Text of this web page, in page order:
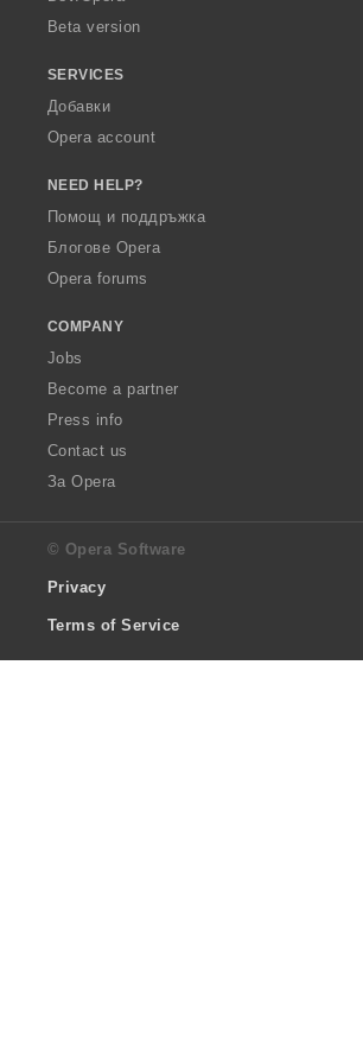
Beta version
SERVICES
Добавки
Opera account
NEED HELP?
Помощ и поддръжка
Блогове Opera
Opera forums
COMPANY
Jobs
Become a partner
Press info
Contact us
За Opera
© Opera Software
Privacy
Terms of Service